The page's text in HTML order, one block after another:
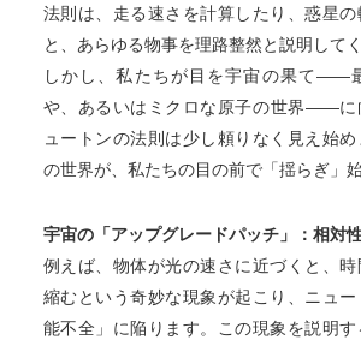
法則は、走る速さを計算したり、惑星の
と、あらゆる物事を理路整然と説明してく
しかし、私たちが目を宇宙の果て——
や、あるいはミクロな原子の世界——に
ュートンの法則は少し頼りなく見え始
の世界が、私たちの目の前で「揺らぎ」
宇宙の「アップグレードパッチ」：相対
例えば、物体が光の速さに近づくと、
縮むという奇妙な現象が起こり、ニュ
能不全」に陥ります。この現象を説明